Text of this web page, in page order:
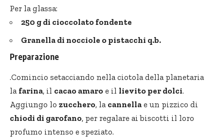
Per la glassa:
250 g di cioccolato fondente
Granella di nocciole o pistacchi q.b.
Preparazione
.Comincio setacciando nella ciotola della planetaria
la farina, il cacao amaro e il lievito per dolci.
Aggiungo lo zucchero, la cannella e un pizzico di
chiodi di garofano, per regalare ai biscotti il loro
profumo intenso e speziato.